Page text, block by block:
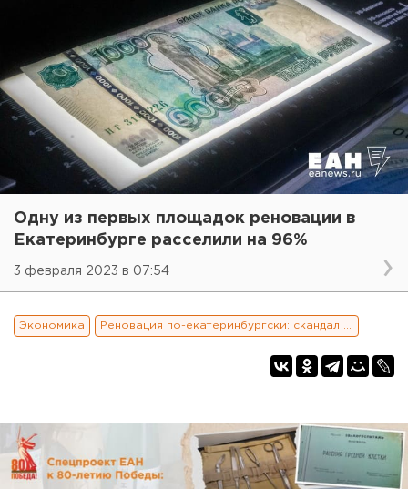
Одну из первых площадок реновации в
Екатеринбурге расселили на 96%
3 февраля 2023 в 07:54
Экономика Реновация по-екатеринбургски: скандал на ровном месте